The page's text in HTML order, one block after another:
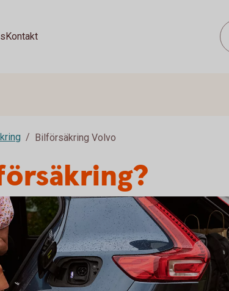
Kontakt
Bilförsäkring Volvo